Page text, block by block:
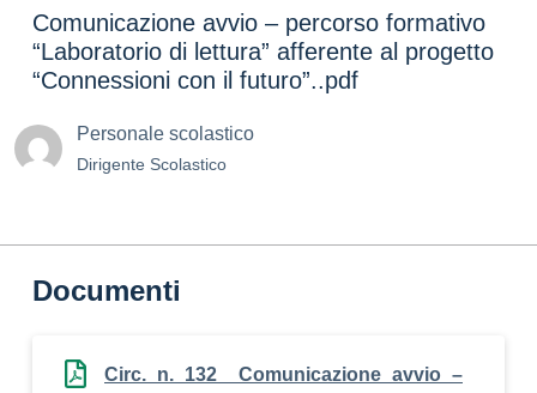
Comunicazione avvio – percorso formativo
“Laboratorio di lettura” afferente al progetto
“Connessioni con il futuro”..pdf
Personale scolastico
Dirigente Scolastico
Documenti
Circ._n._132__Comunicazione_avvio_–